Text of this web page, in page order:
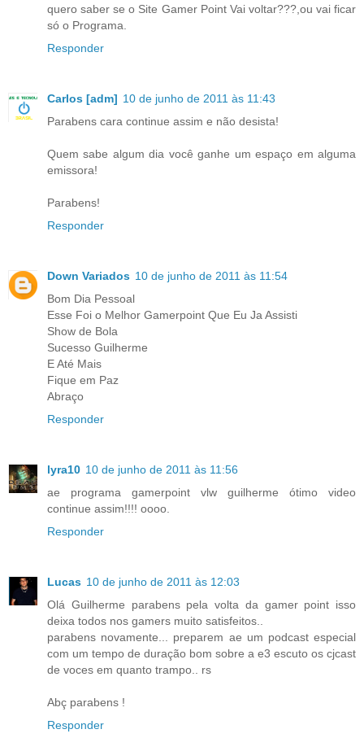
quero saber se o Site Gamer Point Vai voltar???,ou vai ficar
só o Programa.
Responder
Carlos [adm] 10 de junho de 2011 às 11:43
Parabens cara continue assim e não desista!
Quem sabe algum dia você ganhe um espaço em alguma
emissora!
Parabens!
Responder
Down Variados 10 de junho de 2011 às 11:54
Bom Dia Pessoal
Esse Foi o Melhor Gamerpoint Que Eu Ja Assisti
Show de Bola
Sucesso Guilherme
E Até Mais
Fique em Paz
Abraço
Responder
lyra10 10 de junho de 2011 às 11:56
ae programa gamerpoint vlw guilherme ótimo video
continue assim!!!! oooo.
Responder
Lucas 10 de junho de 2011 às 12:03
Olá Guilherme parabens pela volta da gamer point isso
deixa todos nos gamers muito satisfeitos..
parabens novamente... preparem ae um podcast especial
com um tempo de duração bom sobre a e3 escuto os cjcast
de voces em quanto trampo.. rs
Abç parabens !
Responder